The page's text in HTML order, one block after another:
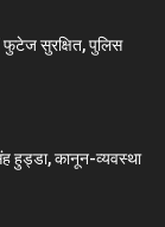
फुटेज सुरक्षित, पुलिस
हुड्डा, कानून-व्यवस्था